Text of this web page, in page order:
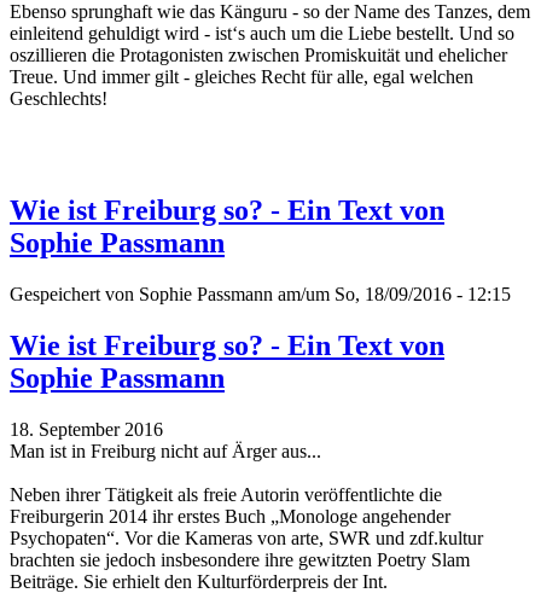
Ebenso sprunghaft wie das Känguru - so der Name des Tanzes, dem
einleitend gehuldigt wird - ist‘s auch um die Liebe bestellt. Und so
oszillieren die Protagonisten zwischen Promiskuität und ehelicher
Treue. Und immer gilt - gleiches Recht für alle, egal welchen
Geschlechts!
Wie ist Freiburg so? - Ein Text von
Sophie Passmann
Gespeichert von Sophie Passmann am/um So, 18/09/2016 - 12:15
Wie ist Freiburg so? - Ein Text von
Sophie Passmann
18. September 2016
Man ist in Freiburg nicht auf Ärger aus...
Neben ihrer Tätigkeit als freie Autorin veröffentlichte die
Freiburgerin 2014 ihr erstes Buch „Monologe angehender
Psychopaten“. Vor die Kameras von arte, SWR und zdf.kultur
brachten sie jedoch insbesondere ihre gewitzten Poetry Slam
Beiträge. Sie erhielt den Kulturförderpreis der Int.